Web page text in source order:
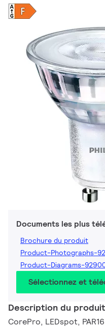
Documents les plus
Brochure du produit
Product-Photographs-
Product-Diagrams-
Sélectionnez et
Description du produit
CorePro, LEDspot,